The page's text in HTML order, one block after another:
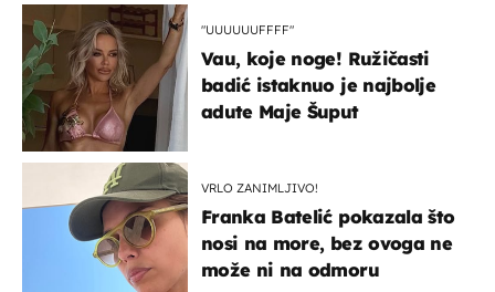
"UUUUUUFFFF"
Vau, koje noge! Ružičasti
badić istaknuo je najbolje
adute Maje Šuput
VRLO ZANIMLJIVO!
Franka Batelić pokazala što
nosi na more, bez ovoga ne
može ni na odmoru